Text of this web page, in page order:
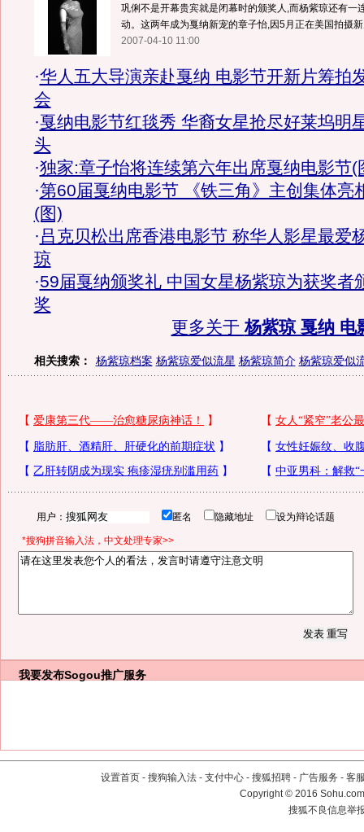
巩俐不是开幕贵宾就是闭幕时的颁奖人,而杨紫琼还有一
动。这两年成为戛纳新宠的章子怡,因5月正在美国拍摄新
2007-04-10 11:00
·华人五大导演亲赴戛纳 电影节开新片筹拍
会
·戛纳电影节红毯秀 华裔女星抢尽好莱坞明
头
·独家:章子怡将连续第六年出席戛纳电影节(
·第60届戛纳电影节 《铁三角》主创集体亮
(图)
·吕克贝松出席香港电影节 称华人影星最爱
琼
·59届戛纳颁奖礼 中国女星杨紫琼为获奖者
奖
更多关于杨紫琼 戛纳 电
相关搜索： 杨紫琼档案 杨紫琼爱似流星 杨紫琼简介 杨紫琼爱似
用户： 匿名 隐藏地址 设为辩论话题
*搜狗拼音输入法，中文处理专家>>
我要发布Sogou推广服务
设置首页 - 搜狗输入法 - 支付中心 - 搜狐招聘 - 广告服务 - 客
Copyright©2016
搜狐不良信息举